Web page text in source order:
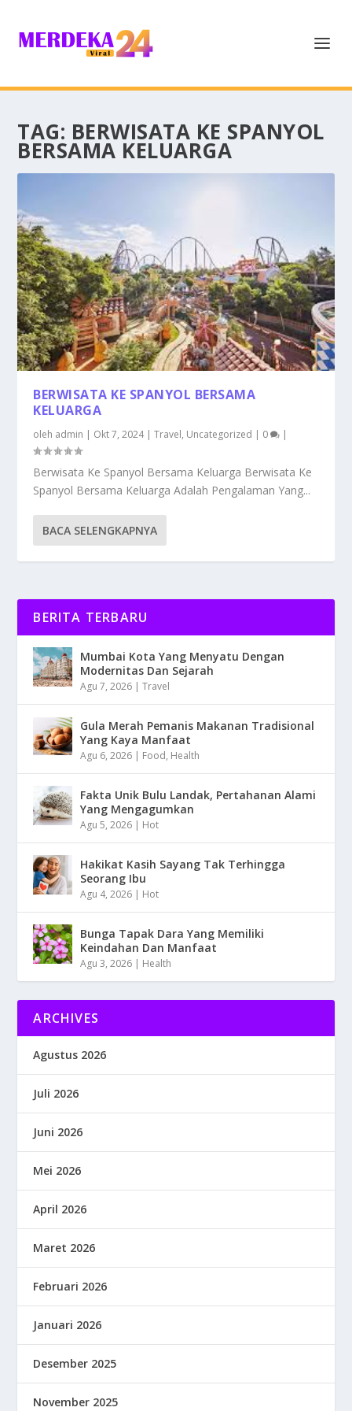
TAG: BERWISATA KE SPANYOL
BERSAMA KELUARGA
BERWISATA KE SPANYOL BERSAMA
KELUARGA
oleh admin | Okt 7, 2024|Travel, Uncategorized | 0 |
Berwisata Ke Spanyol Bersama Keluarga Berwisata Ke
Spanyol Bersama Keluarga Adalah Pengalaman Yang...
BACA SELENGKAPNYA
BERITA TERBARU
Mumbai Kota Yang Menyatu Dengan
Modernitas Dan Sejarah
Agu 7, 2026 |Travel
Gula Merah Pemanis Makanan Tradisional
Yang Kaya Manfaat
Agu 6, 2026 | Food, Health
Fakta Unik Bulu Landak, Pertahanan Alami
Yang Mengagumkan
Agu 5, 2026 | Hot
Hakikat Kasih Sayang Tak Terhingga
Seorang Ibu
Agu 4, 2026 | Hot
Bunga Tapak Dara Yang Memiliki
Keindahan Dan Manfaat
Agu 3, 2026 | Health
ARCHIVES
Agustus 2026
Juli 2026
Juni 2026
Mei 2026
April 2026
Maret 2026
Februari 2026
Januari 2026
Desember 2025
November 2025